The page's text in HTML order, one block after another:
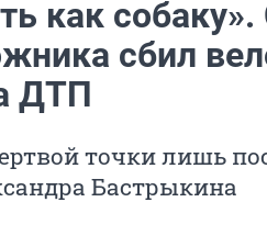
как собаку».
сбил
ДТП
точки лишь
Бастрыкина